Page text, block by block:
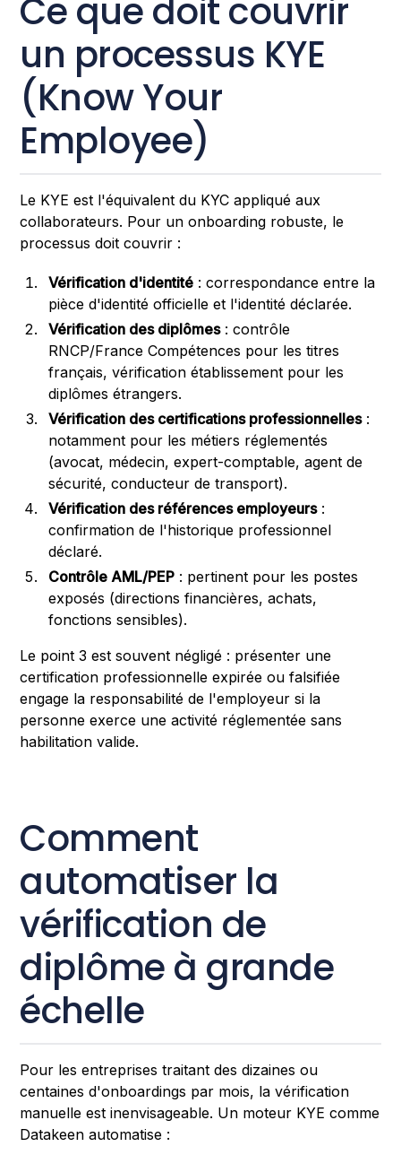
Ce que doit couvrir
un processus KYE
(Know Your
Employee)
Le KYE est l'équivalent du KYC appliqué aux
collaborateurs. Pour un onboarding robuste, le
processus doit couvrir :
Vérification d'identité : correspondance entre la
pièce d'identité officielle et l'identité déclarée.
Vérification des diplômes: contrôle
RNCP/France Compétences pour les titres
français, vérification établissement pour les
diplômes étrangers.
Vérification des certifications professionnelles:
notamment pour les métiers réglementés
(avocat, médecin, expert-comptable, agent de
sécurité, conducteur de transport).
Vérification des références employeurs:
confirmation de l'historique professionnel
déclaré.
Contrôle AML/PEP : pertinent pour les postes
exposés (directions financières, achats,
fonctions sensibles).
Le point 3 est souvent négligé : présenter une
certification professionnelle expirée ou falsifiée
engage la responsabilité de l'employeur si la
personne exerce une activité réglementée sans
habilitation valide.
Comment
automatiser la
vérification de
diplôme à grande
échelle
Pour les entreprises traitant des dizaines ou
centaines d'onboardings par mois, la vérification
manuelle est inenvisageable. Un moteur KYE comme
Datakeen automatise :